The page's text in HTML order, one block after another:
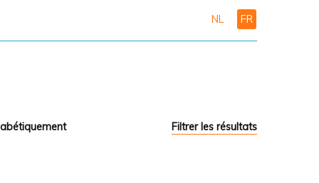
NL FR
Filtrer les résultats